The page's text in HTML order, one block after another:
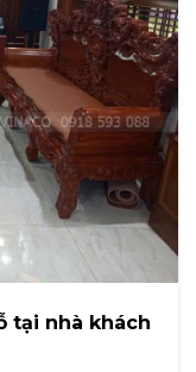
tại nhà khách